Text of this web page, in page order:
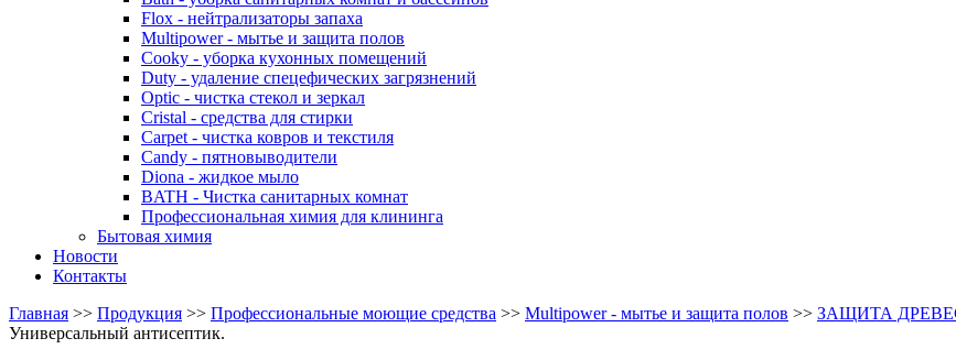
Flox - нейтрализаторы запаха
Multipower - мытье и защита полов
Cooky - уборка кухонных помещений
Duty - удаление спецефических загрязнений
Optic - чистка стекол и зеркал
Cristal - средства для стирки
Carpet - чистка ковров и текстиля
Candy - пятновыводители
Diona - жидкое мыло
BATH - Чистка санитарных комнат
Профессиональная химия для клининга
Бытовая химия
Новости
Контакты
Главная >> Продукция >> Профессиональные моющие средства >> Multipower - мытье и защита полов >> ЗАЩИТА
Универсальный антисептик.